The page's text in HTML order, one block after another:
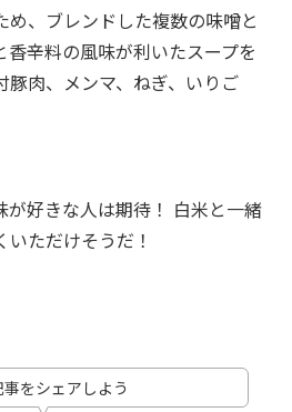
め、ブレンドした複数の味噌と
辛料の風味が利いたスープを
肉、メンマ、ねぎ、いりご
好きな人は期待！ 白米と一緒
ただけそうだ！
事をシェアしよう